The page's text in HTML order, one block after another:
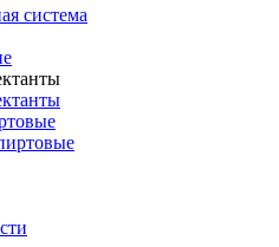
система